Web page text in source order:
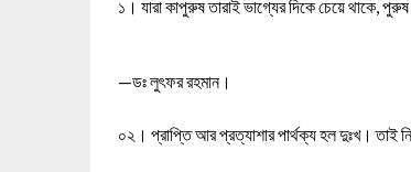
১। যারা কাপুরুষ তারাই ভাগ্যের দিকে চেয়ে থাকে,
—ডঃ লুৎফর রহমান।
০২। প্রাপ্তি আর প্রত্যাশার পার্থক্য হল দুঃখ। তাই